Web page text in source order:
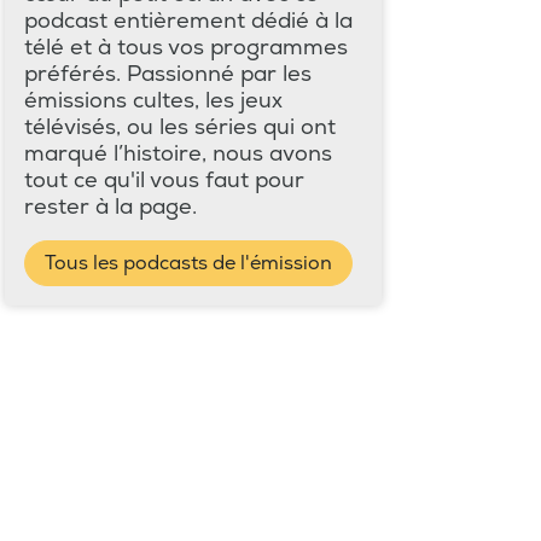
podcast entièrement dédié à la
télé et à tous vos programmes
préférés. Passionné par les
émissions cultes, les jeux
télévisés, ou les séries qui ont
marqué l’histoire, nous avons
tout ce qu'il vous faut pour
rester à la page.
Tous les podcasts de l'émission